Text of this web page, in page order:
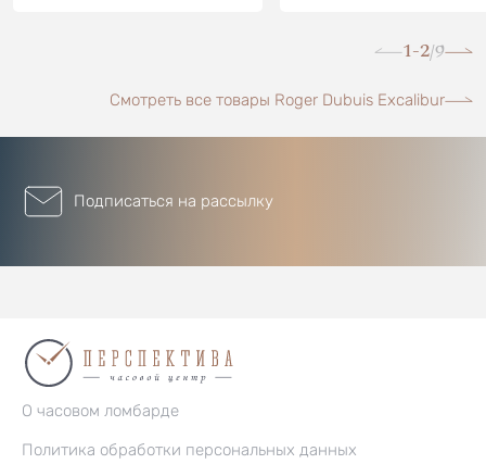
1-2/9
Смотреть все товары Roger Dubuis Excalibur
Подписаться на рассылку
О часовом ломбарде
Политика обработки персональных данных